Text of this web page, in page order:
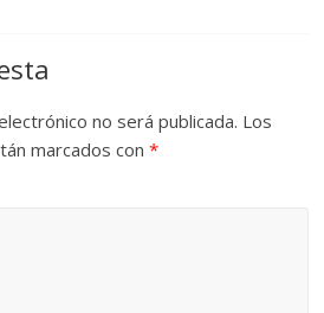
no será publicada. Los
marcados con*